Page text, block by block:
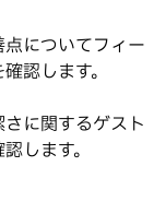
点についてフィー
認します。
さに関するゲスト
します。